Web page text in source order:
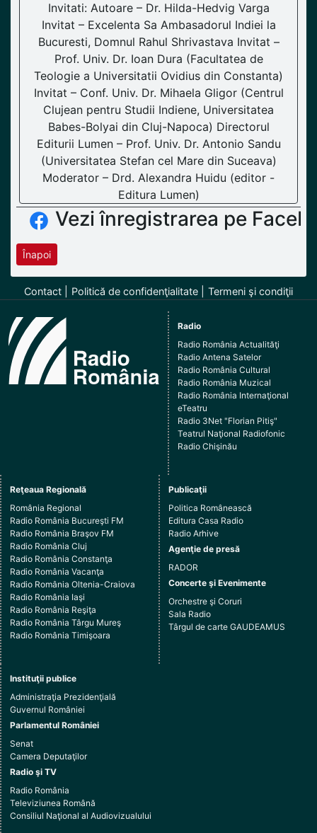
Invitati: Autoare – Dr. Hilda-Hedvig Varga
Invitat – Excelenta Sa Ambasadorul Indiei la
Bucuresti, Domnul Rahul Shrivastava Invitat –
Prof. Univ. Dr. Ioan Dura (Facultatea de
Teologie a Universitatii Ovidius din Constanta)
Invitat – Conf. Univ. Dr. Mihaela Gligor (Centrul
Clujean pentru Studii Indiene, Universitatea
Babes-Bolyai din Cluj-Napoca) Directorul
Editurii Lumen – Prof. Univ. Dr. Antonio Sandu
(Universitatea Stefan cel Mare din Suceava)
Moderator – Drd. Alexandra Huidu (editor -
Editura Lumen)
Vezi înregistrarea pe
Înapoi
Contact Politică de confidenţialitate Termeni şi condiţii
Radio
Radio România Actualităţi
Radio Antena Satelor
Radio România Cultural
Radio România Muzical
Radio România Internaţional
eTeatru
Radio 3Net "Florian Pitiş"
Teatrul Naţional Radiofonic
Radio Chişinău
Reţeaua Regională
România Regional
Radio România Bucureşti FM
Radio România Braşov FM
Radio România Cluj
Radio România Constanţa
Radio România Vacanţa
Radio România Oltenia-Craiova
Radio România Iaşi
Radio România Reşiţa
Radio România Târgu Mureş
Radio România Timişoara
Publicaţii
Politica Românească
Editura Casa Radio
Radio Arhive
Agenţie de presă
RADOR
Concerte şi Evenimente
Orchestre şi Coruri
Sala Radio
Târgul de carte GAUDEAMUS
Instituţii publice
Administraţia Prezidenţială
Guvernul României
Parlamentul României
Senat
Camera Deputaţilor
Radio şi TV
Radio România
Televiziunea Română
Consiliul Naţional al Audiovizualului